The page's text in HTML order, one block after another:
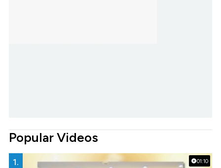
Popular Videos
01:10
1.